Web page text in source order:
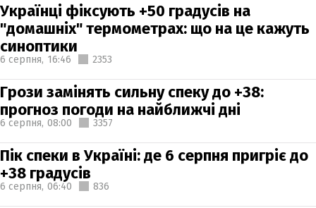
Українці фіксують +50 градусів на
"домашніх" термометрах: що на це кажуть
синоптики
6 серпня, 16:46 2353
Грози замінять сильну спеку до +38:
прогноз погоди на найближчі дні
6 серпня, 08:00 3357
Пік спеки в Україні: де 6 серпня пригріє до
+38 градусів
6 серпня, 06:40 836